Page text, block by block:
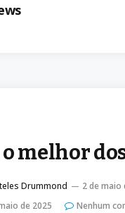
o melhor
Drummond
2 de maio
de 2025
Nenhum